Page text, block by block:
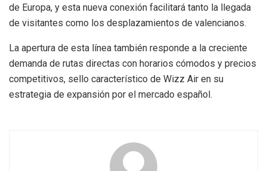
de Europa, y esta nueva conexión facilitará tanto la llegada
de visitantes como los desplazamientos de valencianos.
La apertura de esta línea también responde a la creciente
demanda de rutas directas con horarios cómodos y precios
competitivos, sello característico de Wizz Air en su
estrategia de expansión por el mercado español.